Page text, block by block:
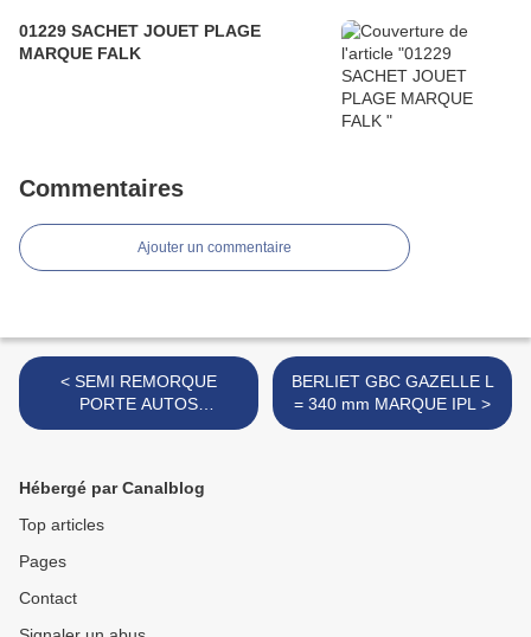
01229 SACHET JOUET PLAGE
MARQUE FALK
Commentaires
Ajouter un commentaire
< SEMI REMORQUE
PORTE AUTOS
TRACTEUR ROUTIER
BERLIET GBC GAZELLE L
= 340 mm MARQUE IPL >
Hébergé par Canalblog
Top articles
Pages
Contact